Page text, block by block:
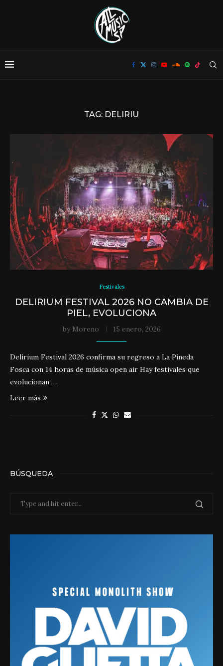
TAG: DELIRIU
Festivales
DELIRIUM FESTIVAL 2026 NO CAMBIA DE
PIEL, EVOLUCIONA
by Moreno 15 enero, 2026
Delirium Festival 2026 confirma su regreso a La Pineda
Fosca con 14 horas de música open air Hay festivales que
evolucionan …
Leer más
BÚSQUEDA